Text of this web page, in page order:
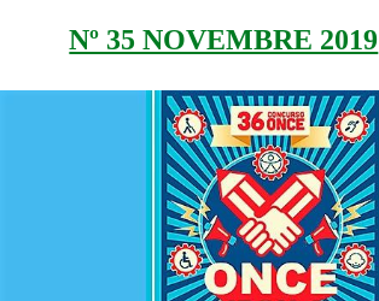
Nº 35 NOVEMBRE 2019